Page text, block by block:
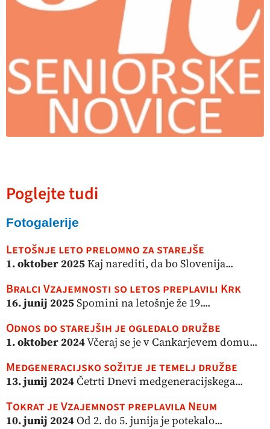
Poglejte tudi
Fotogalerije
Letošnje leto prelomno za starejše
1. oktober 2025Kaj narediti, da bo Slovenija...
Bralci Vzajemnosti so letos preplavili Krk
16. junij 2025Spomini na letošnje že 19....
Odnos do starejših je ogledalo družbe
1. oktober 2024Včeraj se je v Cankarjevem domu...
Medgeneracijsko sožitje je temelj družbe
13. junij 2024Četrti Dnevi medgeneracijskega...
Tokrat je Vzajemnost preplavila Neum
10. junij 2024Od 2. do 5. junija je potekalo...